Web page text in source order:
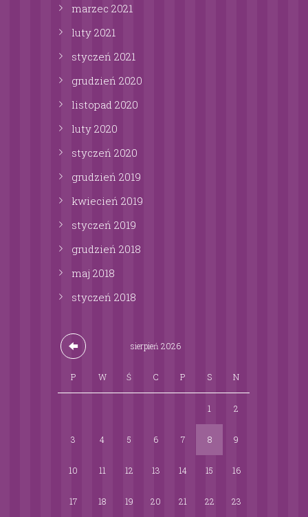
marzec 2021
luty 2021
styczeń 2021
grudzień 2020
listopad 2020
luty 2020
styczeń 2020
grudzień 2019
kwiecień 2019
styczeń 2019
grudzień 2018
maj 2018
styczeń 2018
sierpień 2026
P W Ś C P S N
1 2
3 4 5 6 7 8 9
10 11 12 13 14 15 16
17 18 19 20 21 22 23